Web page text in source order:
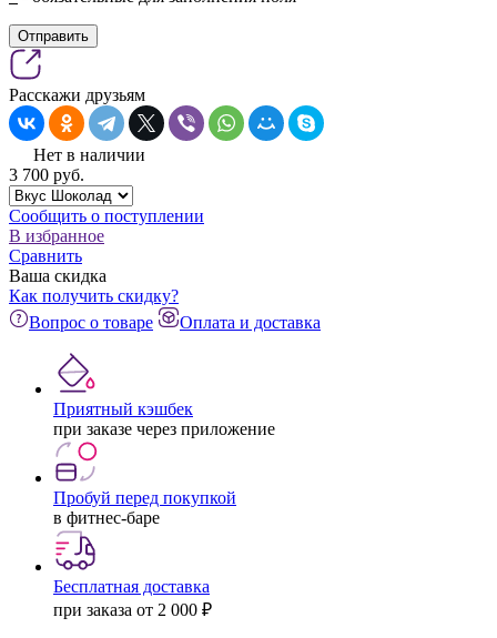
Отправить
Расскажи друзьям
Нет в наличии
3 700 pуб.
Сообщить о поступлении
В избранное
Сравнить
Ваша скидка
Как получить скидку?
Вопрос о товаре
Оплата и доставка
Приятный кэшбек
при заказе через приложение
Пробуй перед покупкой
в фитнес-баре
Бесплатная доставка
при заказа от 2 000 ₽